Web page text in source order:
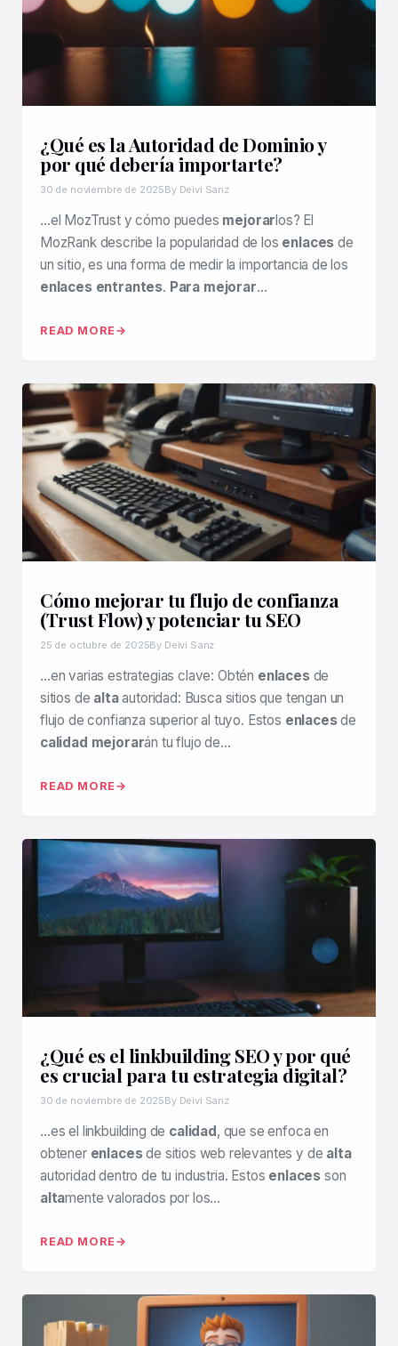
¿Qué es la Autoridad de Dominio y
por qué debería importarte?
30 de noviembre de 2025By Deivi Sanz
…el MozTrust y cómo puedes mejorarlos? El
MozRank describe la popularidad de los enlaces de
un sitio, es una forma de medir la importancia de los
enlaces entrantes. Para mejorar…
READ MORE
Cómo mejorar tu flujo de confianza
(Trust Flow) y potenciar tu SEO
25 de octubre de 2025By Deivi Sanz
…en varias estrategias clave: Obtén enlacesde
sitios de altaautoridad: Busca sitios que tengan un
flujo de confianza superior al tuyo. Estos enlacesde
calidad mejorarán tu flujo de…
READ MORE
¿Qué es el linkbuilding SEO y por qué
es crucial para tu estrategia digital?
30 de noviembre de 2025By Deivi Sanz
…es el linkbuilding de calidad, que se enfoca en
obtener enlacesde sitios web relevantes y de alta
autoridad dentro de tu industria. Estos enlaces son
altamente valorados por los…
READ MORE